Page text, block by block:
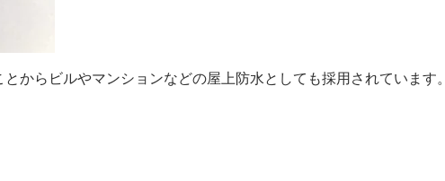
からビルやマンションなどの屋上防水としても採用されています。